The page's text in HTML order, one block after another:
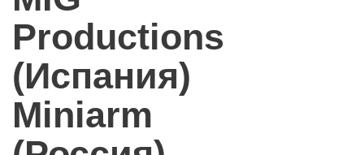
Productions
(Испания)
Miniarm